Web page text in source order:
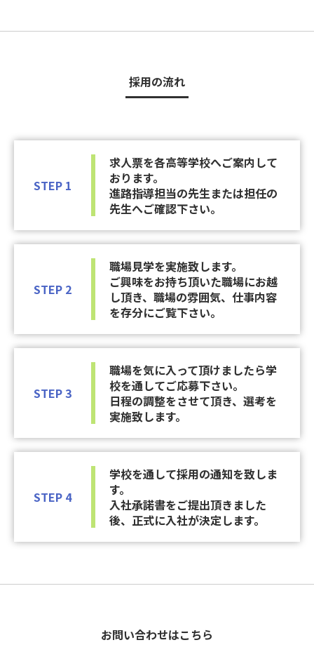
採用の流れ
STEP 1
求人票を各高等学校へご案内して
おります。
進路指導担当の先生または担任の
先生へご確認下さい。
STEP 2
職場見学を実施致します。
ご興味をお持ち頂いた職場にお越
し頂き、職場の雰囲気、仕事内容
を存分にご覧下さい。
STEP 3
職場を気に入って頂けましたら学
校を通してご応募下さい。
日程の調整をさせて頂き、選考を
実施致します。
STEP 4
学校を通して採用の通知を致しま
す。
入社承諾書をご提出頂きました
後、正式に入社が決定します。
お問い合わせはこちら